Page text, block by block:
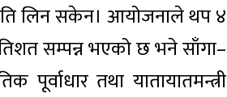
लिन सकेन। आयोजनाले थप ४
सम्पन्न भएको छ भने साँगा–
तथा यातायातमन्त्री